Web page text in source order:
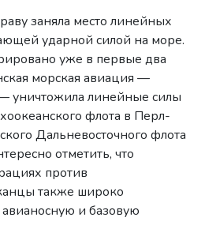
заняла место линейных
ударной силой на море.
уже в первые два
морская авиация —
уничтожила линейные силы
флота в Перл-
Дальневосточного флота
отметить, что
против
также широко
и базовую